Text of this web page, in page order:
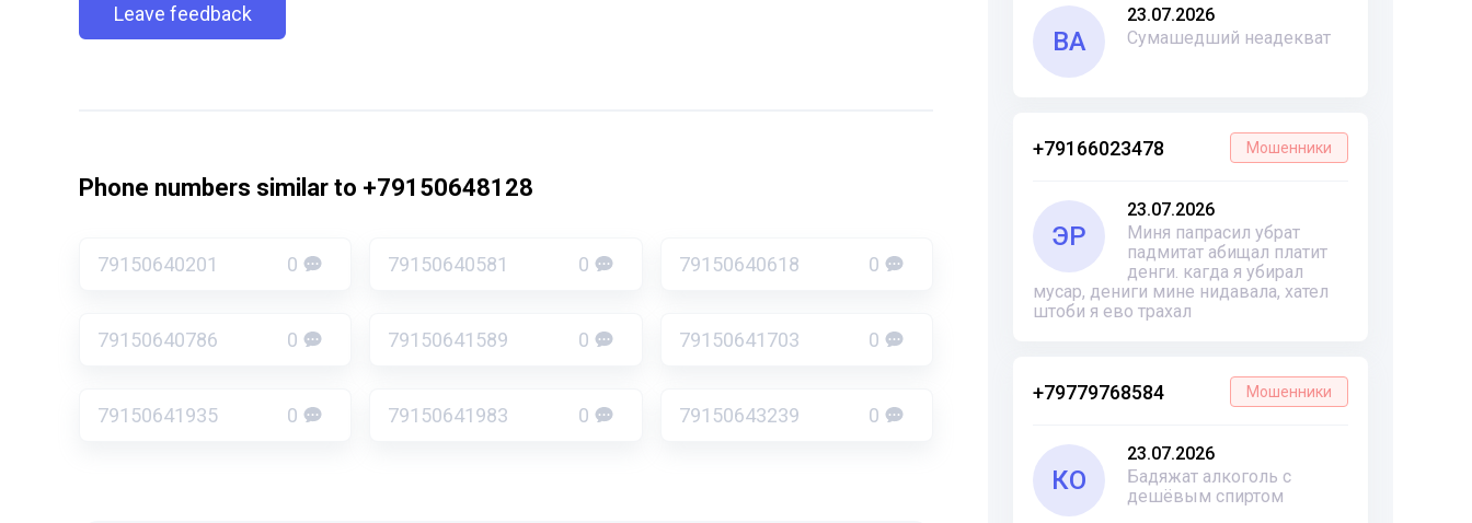
ВА
23.07.2026
Сумашедший неадекват
+79166023478 Мошенники
ЭР
23.07.2026
Миня папрасил убрат
падмитат абищал платит
денги. кагда я убирал
мусар, дениги мине нидавала, хател
штоби я ево трахал
+79779768584 Мошенники
КО
23.07.2026
Бадяжат алкоголь с
дешёвым спиртом
Leave feedback
Phone numbers similar to +79150648128
79150640201 0 79150640581 0 79150640618 0
79150640786 0 79150641589 0 79150641703 0
79150641935 0 79150641983 0 79150643239 0